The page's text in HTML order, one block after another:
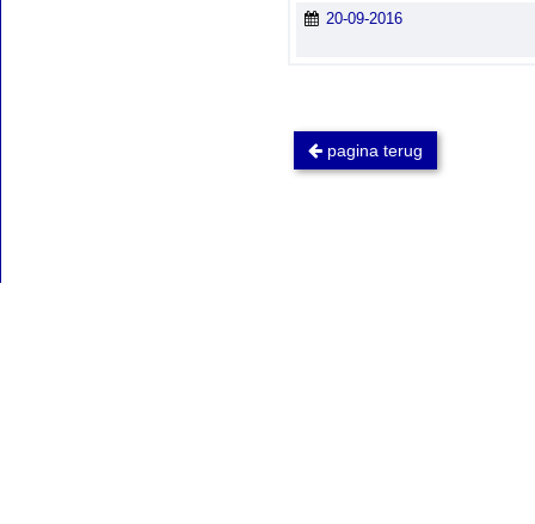
20-09-2016
pagina terug